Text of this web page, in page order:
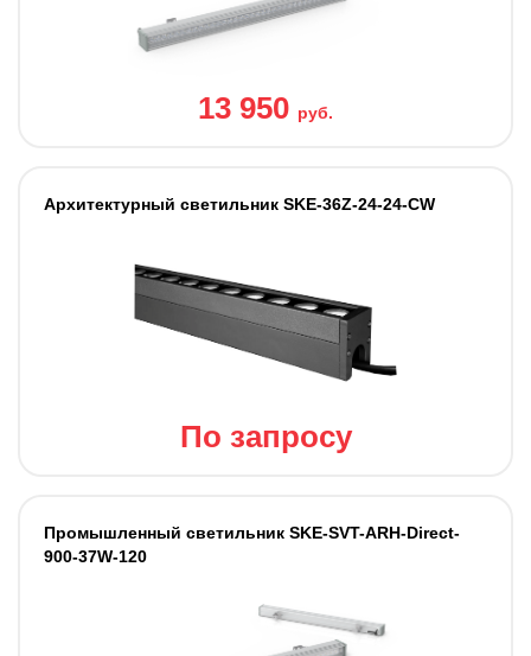
13 950 руб.
Архитектурный светильник SKE-36Z-24-24-CW
По запросу
Промышленный светильник SKE-SVT-ARH-Direct-
900-37W-120